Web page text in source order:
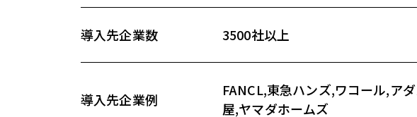
導入先企業数 3500社以上
導入先企業例
FANCL,東急ハンズ,ワコール,ア
屋,ヤマダホームズ